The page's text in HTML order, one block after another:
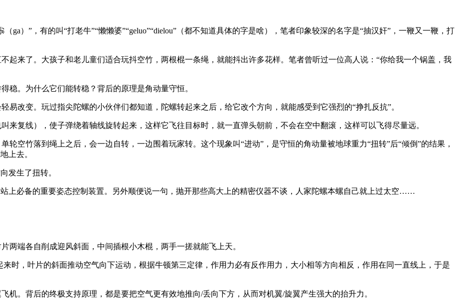
ga）”，有的叫“打老牛”“懒懒婆”“geluo”“dielou”（都不知道具体的字是啥），笔者印象较深的名字是“抽汉奸”，一鞭又一鞭，打
起来了。大孩子和老儿童们适合玩抖空竹，两根棍一条绳，就能抖出许多花样。笔者曾听过一位高人说：“你给我一个锅盖，我
稳。为什么它们能转稳？背后的原理是角动量守恒。
易改变。玩过指尖陀螺的小伙伴们都知道，陀螺转起来之后，给它改个方向，就能感受到它强烈的“挣扎反抗”。
来复线），使子弹绕着轴线旋转起来，这样它飞往目标时，就一直弹头朝前，不会在空中翻滚，这样可以飞得尽量远。
空竹落到绳上之后，会一边自转，一边围着玩家转。这个现象叫“进动”，是守恒的角动量被地球重力“扭转”后“倾倒”的结果，
上去。
发生了扭转。
上必备的重要姿态控制装置。另外顺便说一句，抛开那些高大上的精密仪器不谈，人家陀螺本螺自己就上过太空……
两端各自削成迎风斜面，中间插根小木棍，两手一搓就能飞上天。
时，叶片的斜面推动空气向下运动，根据牛顿第三定律，作用力必有反作用力，大小相等方向相反，作用在同一直线上，于是
机。背后的终极支持原理，都是要把空气更有效地推向/丢向下方，从而对机翼/旋翼产生强大的抬升力。